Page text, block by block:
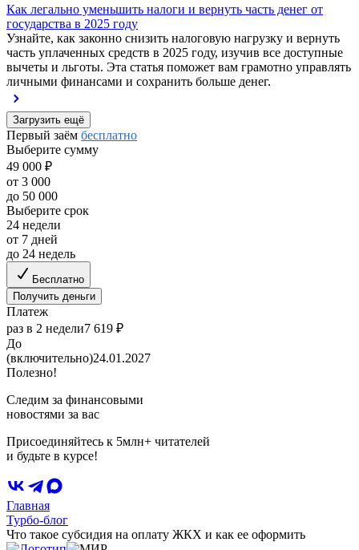
Как легально уменьшить налоги и вернуть часть денег от
государства в 2025 году
Узнайте, как законно снизить налоговую нагрузку и вернуть
часть уплаченных средств в 2025 году, изучив все доступные
вычеты и льготы. Эта статья поможет вам грамотно управлять
личными финансами и сохранить больше денег.
Загрузить ещё
Первый заём бесплатно
Выберите сумму
49 000 ₽
от 3 000
до 50 000
Выберите срок
24 недели
от 7 дней
до 24 недель
Бесплатно
Получить деньги
Платеж
раз в 2 недели7 619 ₽
До
(включительно)24.01.2027
Полезно!
Следим за финансовыми
новостями за вас
Присоединяйтесь к 5млн+ читателей
и будьте в курсе!
Главная
Турбо-блог
Что такое субсидия на оплату ЖКХ и как ее оформить